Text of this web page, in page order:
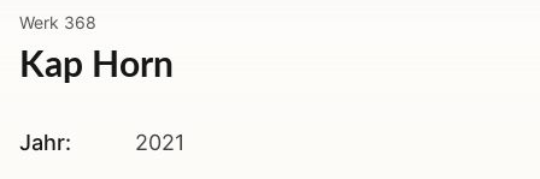
Werk 368
Kap Horn
Jahr: 2021